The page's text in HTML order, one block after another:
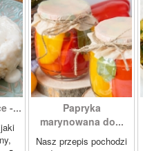
-...
Papryka
marynowana do...
Nasz przepis pochodzi